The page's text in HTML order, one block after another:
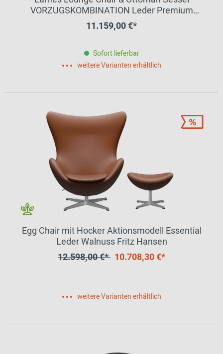
VORZUGSKOMBINATION Leder Premium
Palisander Vitra
11.159,00 €*
Sofort lieferbar
weitere Varianten erhältlich
Egg Chair mit Hocker Aktionsmodell Essential
Leder Walnuss Fritz Hansen
12.598,00 €* 10.708,30 €*
weitere Varianten erhältlich